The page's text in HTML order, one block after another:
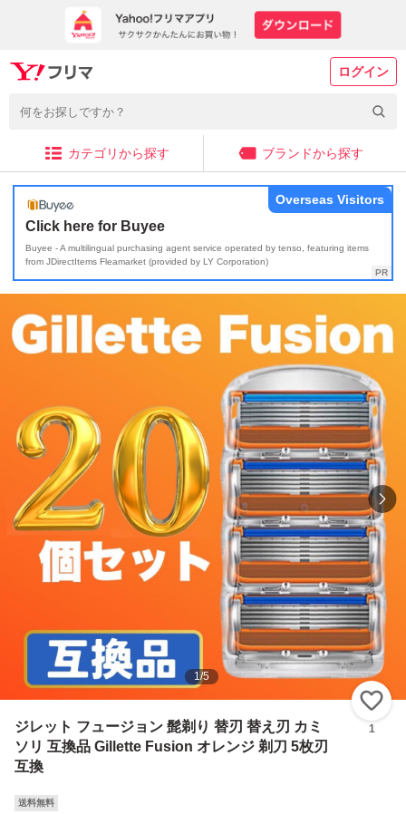
ログイン
カテゴリから探す ブランドから探す
Click here for Buyee
Buyee - A multilingual purchasing agent service operated by tenso, featuring items
from JDirectItems Fleamarket (provided by LY Corporation)
Overseas Visitors
1/5
ジレット フュージョン 髭剃り 替刃 替え刃 カミ
ソリ 互換品 Gillette Fusion オレンジ 剃刀 5枚刃
互換
1
送料無料